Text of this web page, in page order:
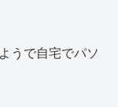
うで自宅でパソ